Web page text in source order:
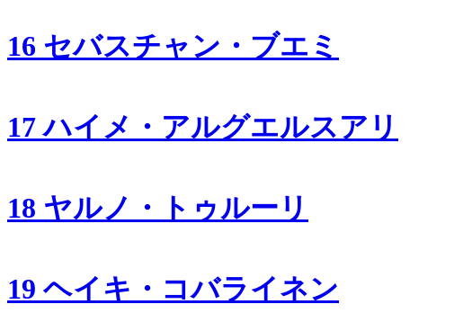
16 セバスチャン・ブエミ
17 ハイメ・アルグエルスアリ
18 ヤルノ・トゥルーリ
19 ヘイキ・コバライネン